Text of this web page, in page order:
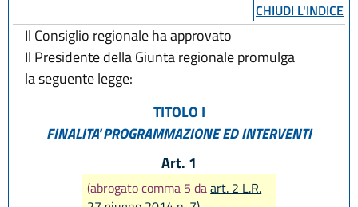
CHIUDI L'INDICE
Il Consiglio regionale ha approvato
Il Presidente della Giunta regionale promulga
la seguente legge:
TITOLO I
FINALITA' PROGRAMMAZIONE ED INTERVENTI
Art. 1
(abrogato comma 5 daart. 2 L.R.